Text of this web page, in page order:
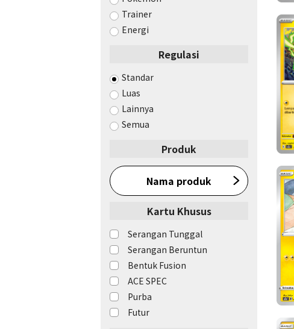
Trainer
Energi
Regulasi
Standar
Luas
Lainnya
Semua
Produk
Nama produk
Kartu Khusus
Serangan Tunggal
Serangan Beruntun
Bentuk Fusion
ACE SPEC
Purba
Futur